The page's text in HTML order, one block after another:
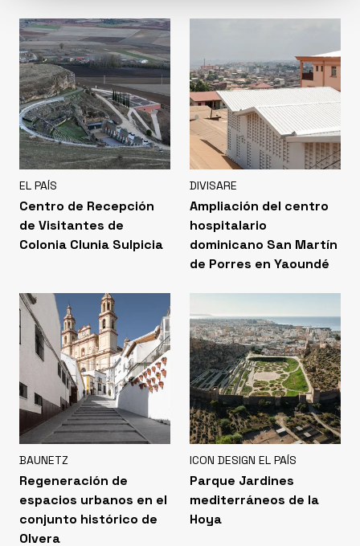
EL PAÍS
Centro de Recepción
de Visitantes de
Colonia Clunia Sulpicia
DIVISARE
Ampliación del centro
hospitalario
dominicano San Martín
de Porres en Yaoundé
BAUNETZ
Regeneración de
espacios urbanos en el
conjunto histórico de
Olvera
ICON DESIGN EL PAÍS
Parque Jardines
mediterráneos de la
Hoya